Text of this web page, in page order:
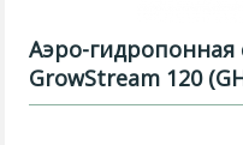
Аэро-гидропонная
GrowStream 120